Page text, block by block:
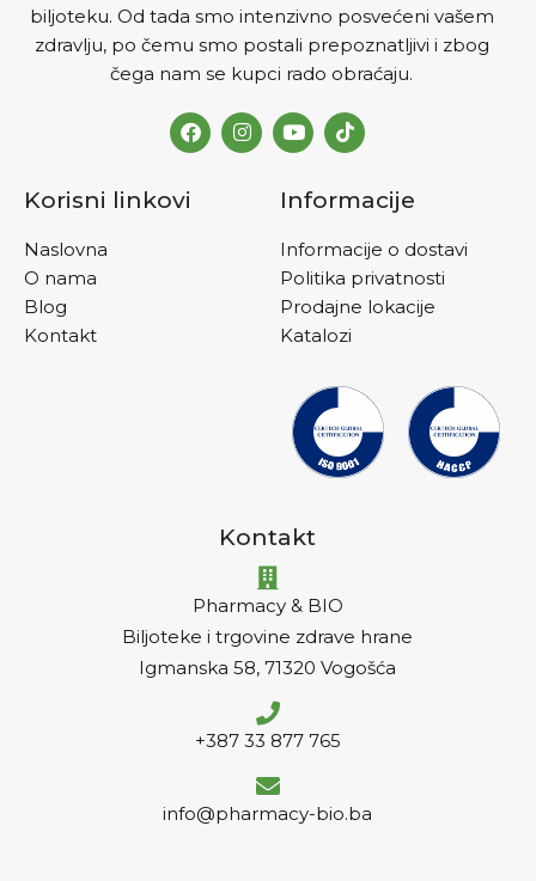
biljoteku. Od tada smo intenzivno posvećeni vašem
zdravlju, po čemu smo postali prepoznatljivi i zbog
čega nam se kupci rado obraćaju.
Korisni linkovi
Naslovna
O nama
Blog
Kontakt
Informacije
Informacije o dostavi
Politika privatnosti
Prodajne lokacije
Katalozi
Kontakt
Pharmacy & BIO
Biljoteke i trgovine zdrave hrane
Igmanska 58, 71320 Vogošća
+387 33 877 765
info@pharmacy-bio.ba